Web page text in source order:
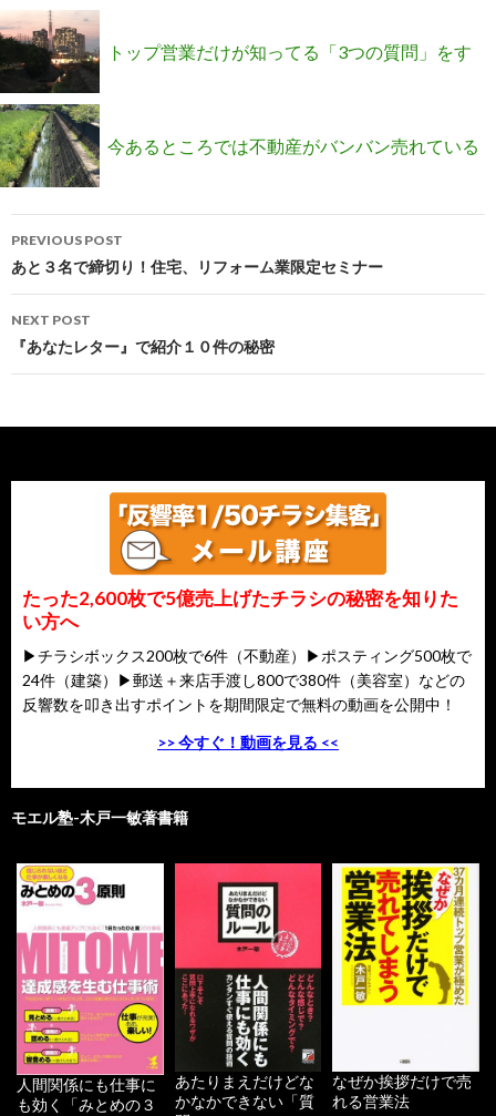
という社長ほどお客さんを感動させられるよう
トップ営業だけが知ってる「3つの質問」をす
るだけで半自動で紹介連鎖の仕組みが作れる方
法を公開！
今あるところでは不動産がバンバン売れている
Post
navigation
PREVIOUS POST
あと３名で締切り！住宅、リフォーム業限定セミナー
NEXT POST
『あなたレター』で紹介１０件の秘密
たった2,600枚で5億売上げたチラシの秘密を知りた
い方へ
▶チラシボックス200枚で6件（不動産）▶ポスティング500枚で
24件（建築）▶郵送＋来店手渡し800で380件（美容室）などの
反響数を叩き出すポイントを期間限定で無料の動画を公開中！
>> 今すぐ！動画を見る <<
モエル塾-木戸一敏著書籍
人間関係にも仕事に
も効く「みとめの３
あたりまえだけどな
かなかできない「質
なぜか挨拶だけで売
れる営業法